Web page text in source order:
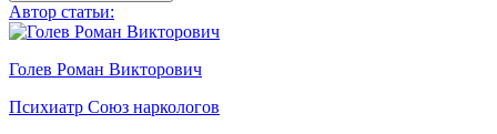
Автор статьи:
Голев Роман Викторович
Психиатр Союз наркологов